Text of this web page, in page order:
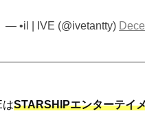
— •il | IVE (@ivetantty)
はSTARSHIPエンターテイ